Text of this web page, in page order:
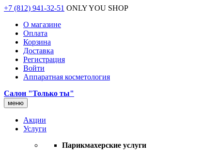
+7 (812) 941-32-51 ONLY YOU SHOP
О магазине
Оплата
Корзина
Доставка
Регистрация
Войти
Аппаратная косметология
Салон "Только ты"
меню
Акции
Услуги
Парикмахерские услуги